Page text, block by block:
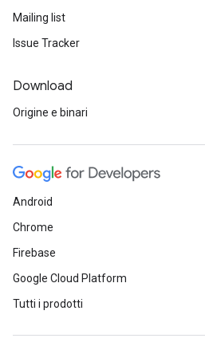
Mailing list
Issue Tracker
Download
Origine e binari
Android
Chrome
Firebase
Google Cloud Platform
Tutti i prodotti